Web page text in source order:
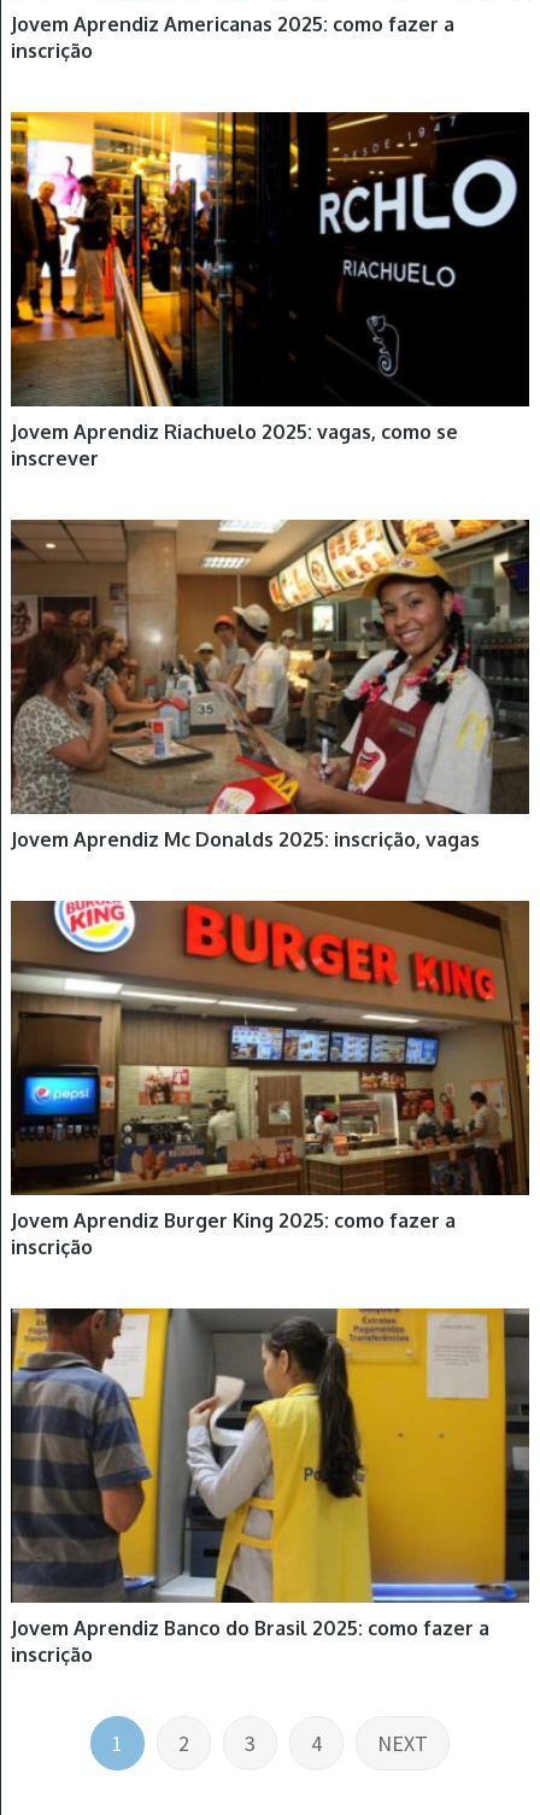
Jovem Aprendiz Americanas 2025: como fazer a
inscrição
JOVEM APRENDIZ
Jovem Aprendiz Riachuelo 2025: vagas, como se
inscrever
JOVEM APRENDIZ
Jovem Aprendiz Mc Donalds 2025: inscrição, vagas
JOVEM APRENDIZ
Jovem Aprendiz Burger King 2025: como fazer a
inscrição
JOVEM APRENDIZ
Jovem Aprendiz Banco do Brasil 2025: como fazer a
inscrição
Navegação
1 2 3 4 NEXT